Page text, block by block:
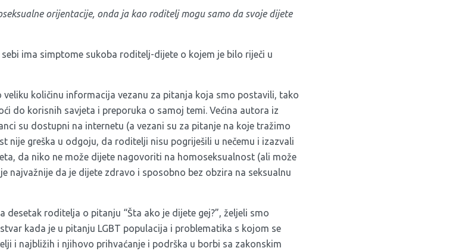
orijentacije, onda ja kao roditelj mogu samo da svoje dijete
ima simptome sukoba roditelj-dijete o kojem je bilo riječi u
veliku količinu informacija vezanu za pitanja koja smo postavili, tako
do korisnih savjeta i preporuka o samoj temi. Većina autora iz
su dostupni na internetu (a vezani su za pitanje na koje tražimo
nije greška u odgoju, da roditelji nisu pogriješili u nečemu i izazvali
da niko ne može dijete nagovoriti na homoseksualnost (ali može
najvažnije da je dijete zdravo i sposobno bez obzira na seksualnu
roditelja o pitanju “Šta ako je dijete gej?”, željeli smo
kada je u pitanju LGBT populacija i problematika s kojom se
i najbližih i njihovo prihvaćanje i podrška u borbi sa zakonskim